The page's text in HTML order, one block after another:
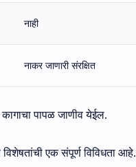
नाही
नाकर जाणारी संरक्षित
पापळ जाणीव येईल.
विशेषतांची एक संपूर्ण विविधता आहे.